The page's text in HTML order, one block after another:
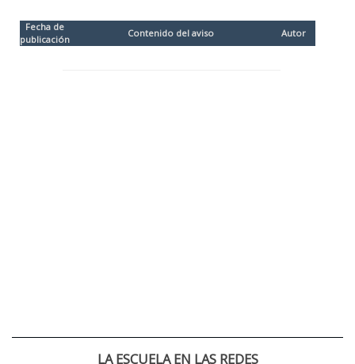
Fecha de
publicación
Contenido del aviso Autor
LA ESCUELA EN LAS REDES